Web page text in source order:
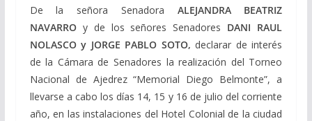
De la señora Senadora ALEJANDRA BEATRIZ
NAVARROy de los señores Senadores DANI RAUL
NOLASCO y JORGE PABLO SOTO, declarar de interés
de la Cámara de Senadores la realización del Torneo
Nacional de Ajedrez “Memorial Diego Belmonte”, a
llevarse a cabo los días 14, 15 y 16 de julio del corriente
año, en las instalaciones del Hotel Colonial de la ciudad